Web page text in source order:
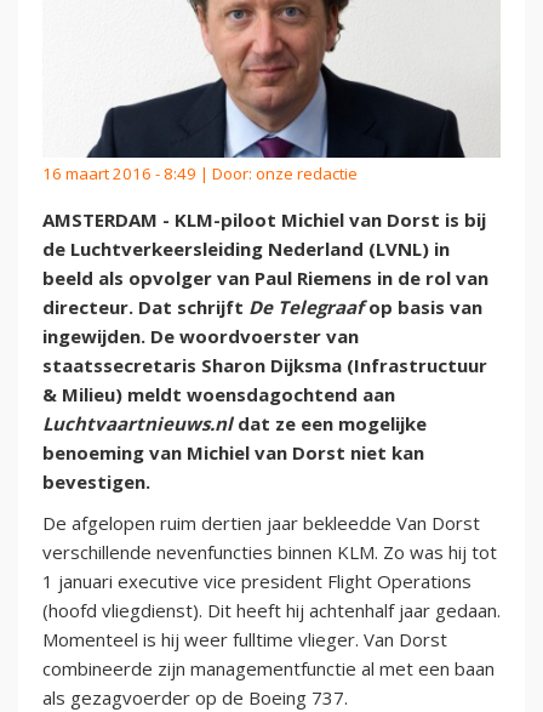
16 maart 2016 - 8:49 | Door: onze redactie
AMSTERDAM - KLM-piloot Michiel van Dorst is bij
de Luchtverkeersleiding Nederland (LVNL) in
beeld als opvolger van Paul Riemens in de rol van
directeur. Dat schrijft De Telegraafop basis van
ingewijden. De woordvoerster van
staatssecretaris Sharon Dijksma (Infrastructuur
& Milieu) meldt woensdagochtend aan
Luchtvaartnieuws.nldat ze een mogelijke
benoeming van Michiel van Dorst niet kan
bevestigen.
De afgelopen ruim dertien jaar bekleedde Van Dorst
verschillende nevenfuncties binnen KLM. Zo was hij tot
1 januari executive vice president Flight Operations
(hoofd vliegdienst). Dit heeft hij achtenhalf jaar gedaan.
Momenteel is hij weer fulltime vlieger. Van Dorst
combineerde zijn managementfunctie al met een baan
als gezagvoerder op de Boeing 737.